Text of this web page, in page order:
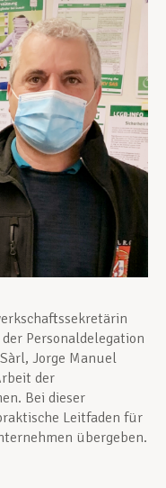
Personaldelegation
Sàrl, Jorge Manuel
der
Bei dieser
Leitfaden für
übergeben.